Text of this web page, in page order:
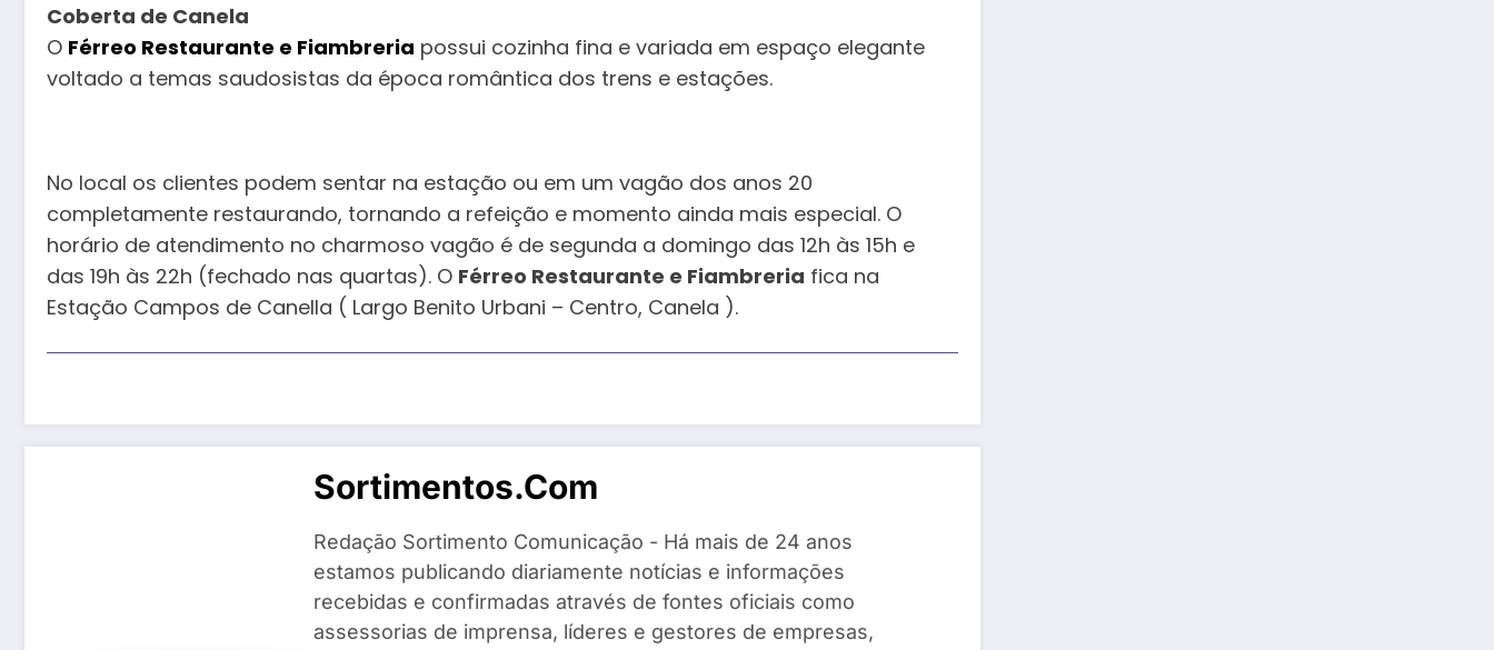
Coberta de Canela
O Férreo Restaurante e Fiambreria possui cozinha fina e variada em espaço elegante
voltado a temas saudosistas da época romântica dos trens e estações.
No local os clientes podem sentar na estação ou em um vagão dos anos 20
completamente restaurando, tornando a refeição e momento ainda mais especial. O
horário de atendimento no charmoso vagão é de segunda a domingo das 12h às 15h e
das 19h às 22h (fechado nas quartas). O Férreo Restaurante e Fiambreria fica na
Estação Campos de Canella ( Largo Benito Urbani – Centro, Canela ).
Sortimentos.com
Redação Sortimento Comunicação - Há mais de 24 anos
estamos publicando diariamente notícias e informações
recebidas e confirmadas através de fontes oficiais como
assessorias de imprensa, líderes e gestores de empresas,